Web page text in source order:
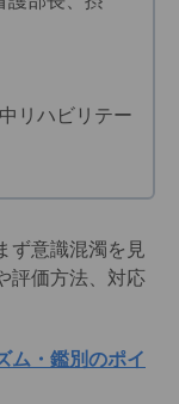
リハビリテー
ず意識混濁を見
評価方法、対応
ム・鑑別のポイ